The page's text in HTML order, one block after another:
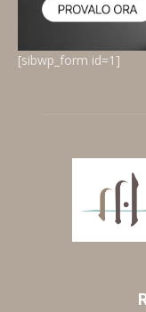
[sibwp_form id=1]